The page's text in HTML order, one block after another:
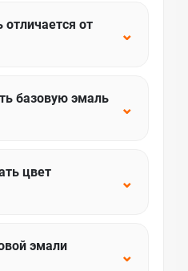
от
⌄
базовую эмаль
⌄
цвет
⌄
эмали
⌄